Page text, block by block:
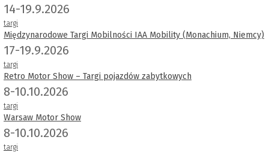
14-19.9.2026
targi
Międzynarodowe Targi Mobilności IAA Mobility (Monachium, Niemcy)
17-19.9.2026
targi
Retro Motor Show – Targi pojazdów zabytkowych
8-10.10.2026
targi
Warsaw Motor Show
8-10.10.2026
targi